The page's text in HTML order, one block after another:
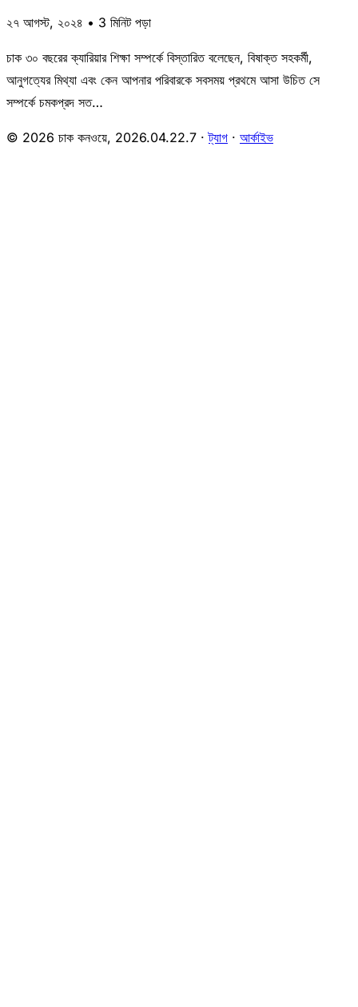
২৭ আগস্ট, ২০২৪ • 3 মিনিট পড়া
চাক ৩০ বছরের ক্যারিয়ার শিক্ষা সম্পর্কে বিস্তারিত বলেছেন, বিষাক্ত সহকর্মী,
আনুগত্যের মিথ্যা এবং কেন আপনার পরিবারকে সবসময় প্রথমে আসা উচিত সে
সম্পর্কে চমকপ্রদ সত…
© 2026 চাক কনওয়ে, 2026.04.22.7 ·ট্যাগ · আর্কাইভ